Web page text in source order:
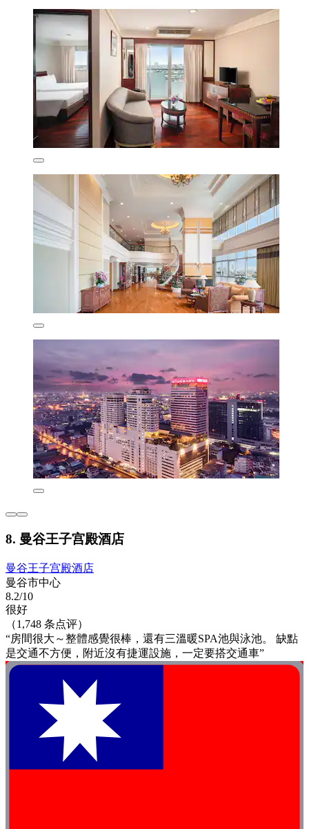
8. 曼谷王子宫殿酒店
曼谷王子宫殿酒店
曼谷市中心
8.2/10
很好
（1,748 条点评）
“房間很大～整體感覺很棒，還有三溫暖SPA池與泳池。 缺點
是交通不方便，附近沒有捷運設施，一定要搭交通車”